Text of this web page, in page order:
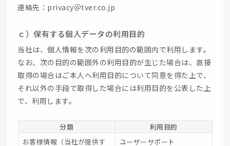
連絡先：privacy＠tver.co.jp
ｃ）保有する個人データの利用目的
当社は、個人情報を次の利用目的の範囲内で利用します。
なお、次の目的の範囲外の利用目的が生じた場合は、直接
取得の場合はご本人へ利用目的について同意を得た上で、
それ以外の手段で取得した場合には利用目的を公表した上
で、利用します。
分類
利用目的
お客様情報（当社が提供す
ユーザーサポート